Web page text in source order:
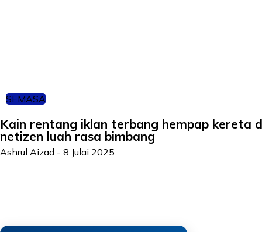
SEMASA
Kain rentang iklan terbang hempap kereta
netizen luah rasa bimbang
Ashrul Aizad - 8 Julai 2025